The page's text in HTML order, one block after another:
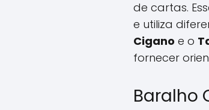
de cartas.
e utiliza
Cigano e o
fornecer
Baralho